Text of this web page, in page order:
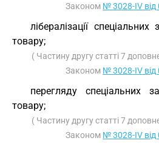
Законом № 3028-IV
лібералізації
товару;
( Частину другу статті 7
Законом № 3028-IV
перегляду спеціальних
товару;
( Частину другу статті 7
Законом № 3028-IV